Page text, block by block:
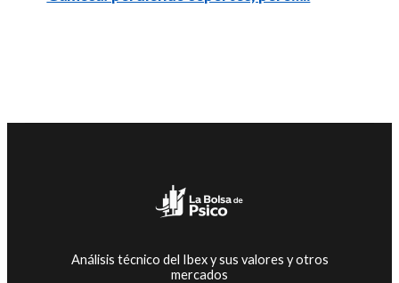
Análisis técnico del Ibex y sus valores y otros
mercados